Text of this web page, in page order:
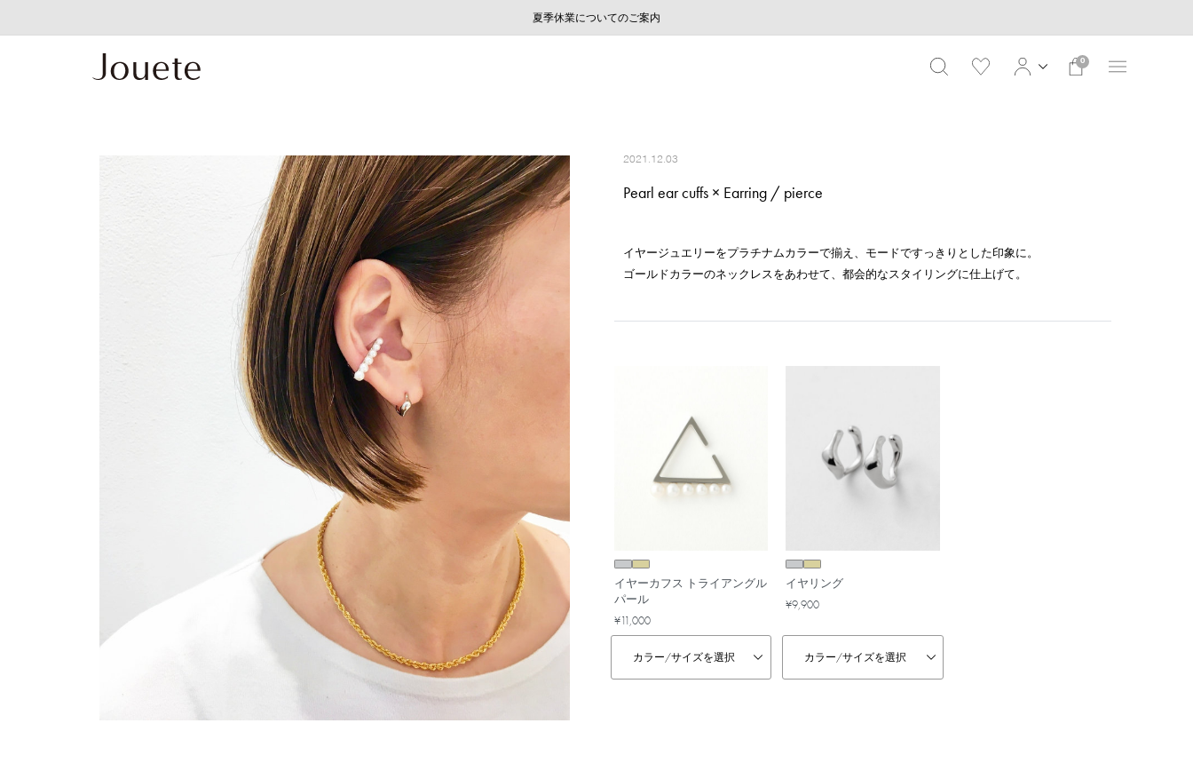
採用のご案内
ご注文いただいたお品物のお届け状況について
夏季休業についてのご案内
WEB LIMITED ITEMS >>
採用のご案内
ご注文いただいたお品物のお届け状況について
0
2021.12.03
Pearl ear cuffs × Earring / pierce
イヤージュエリーをプラチナムカラーで揃え、モードですっきりとした印象に。
ゴールドカラーのネックレスをあわせて、都会的なスタイリングに仕上げて。
イヤーカフス トライアングル
パール
¥11,000
カラー/サイズを選択
イヤリング
¥9,900
カラー/サイズを選択